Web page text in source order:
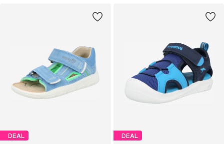
DEAL DEAL